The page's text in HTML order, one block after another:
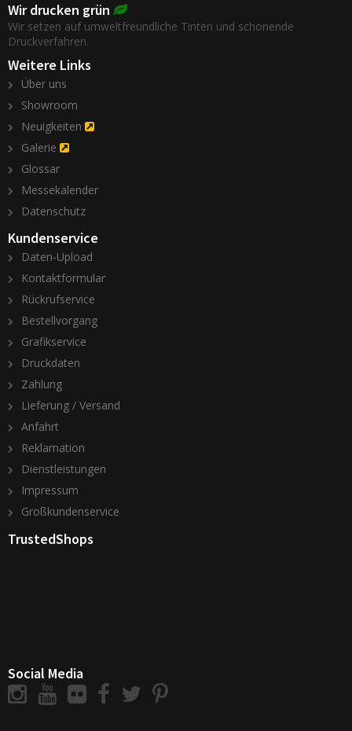
Wir drucken grün
Wir setzen auf umweltfreundliche Tinten und schonende
Druckverfahren.
Weitere Links
Über uns
Showroom
Neuigkeiten
Galerie
Glossar
Messekalender
Datenschutz
Kundenservice
Daten-Upload
Kontaktformular
Rückrufservice
Bestellvorgang
Grafikservice
Druckdaten
Zahlung
Lieferung / Versand
Anfahrt
Reklamation
Dienstleistungen
Impressum
Großkundenservice
TrustedShops
Social Media